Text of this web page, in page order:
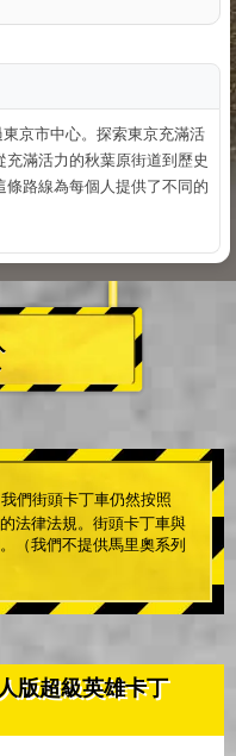
京市中心。探索東京充滿活
滿活力的秋葉原街道到歷史
路線為每個人提供了不同的
們街頭卡丁車仍然按照
法律法規。街頭卡丁車與
（我們不提供馬里奧系列
版超級英雄卡丁